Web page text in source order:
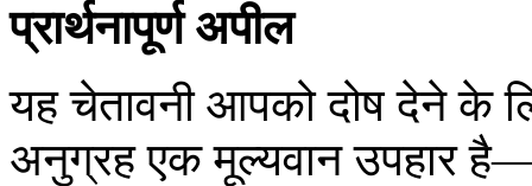
प्रार्थनापूर्ण अपील
यह चेतावनी आपको दोष देने के
अनुग्रह एक मूल्यवान उपहार